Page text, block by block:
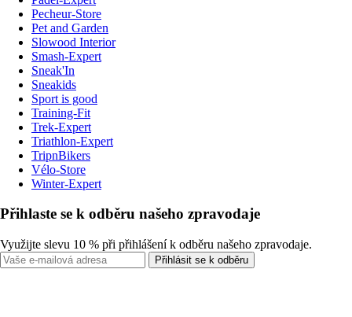
Pecheur-Store
Pet and Garden
Slowood Interior
Smash-Expert
Sneak'In
Sneakids
Sport is good
Training-Fit
Trek-Expert
Triathlon-Expert
TripnBikers
Vélo-Store
Winter-Expert
Přihlaste se k odběru našeho zpravodaje
Využijte slevu 10 % při přihlášení k odběru našeho zpravodaje.
Přihlásit se k odběru